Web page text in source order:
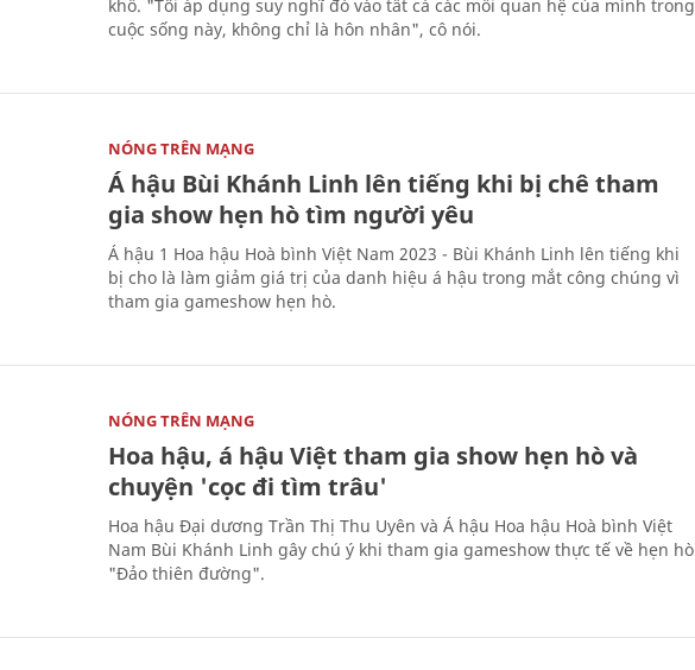
khổ. "Tôi áp dụng suy nghĩ đó vào tất cả các mối quan hệ của mình trong
cuộc sống này, không chỉ là hôn nhân", cô nói.
NÓNG TRÊN MẠNG
Á hậu Bùi Khánh Linh lên tiếng khi bị chê tham
gia show hẹn hò tìm người yêu
Á hậu 1 Hoa hậu Hoà bình Việt Nam 2023 - Bùi Khánh Linh lên tiếng khi
bị cho là làm giảm giá trị của danh hiệu á hậu trong mắt công chúng vì
tham gia gameshow hẹn hò.
NÓNG TRÊN MẠNG
Hoa hậu, á hậu Việt tham gia show hẹn hò và
chuyện 'cọc đi tìm trâu'
Hoa hậu Đại dương Trần Thị Thu Uyên và Á hậu Hoa hậu Hoà bình Việt
Nam Bùi Khánh Linh gây chú ý khi tham gia gameshow thực tế về hẹn hò
"Đảo thiên đường".